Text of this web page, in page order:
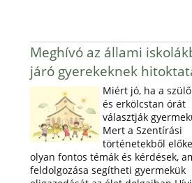
Meghívó az állami
járó gyerekeknek
Miért jó, ha a
és erkölcstan órát
választják
Mert a Szentírási
történetekből
olyan fontos témák és kérdések,
feldolgozása segítheti gyermekük